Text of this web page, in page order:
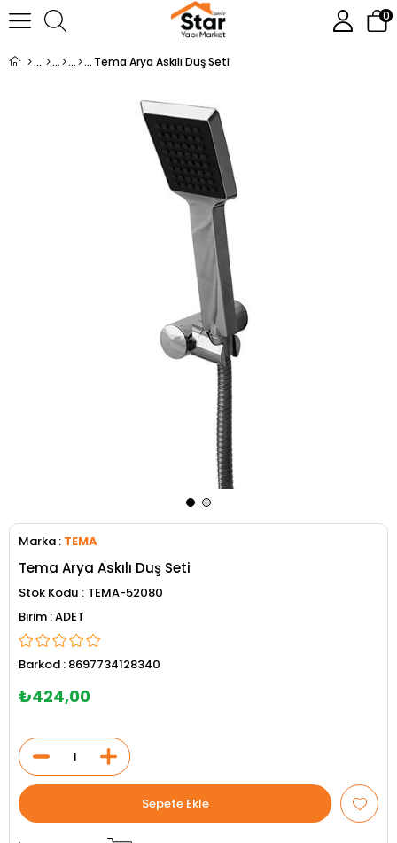
0
Tema Arya Askılı Duş Seti
Marka : TEMA
Tema Arya Askılı Duş Seti
Stok Kodu
TEMA-52080
ADET
Barkod : 8697734128340
₺424,00